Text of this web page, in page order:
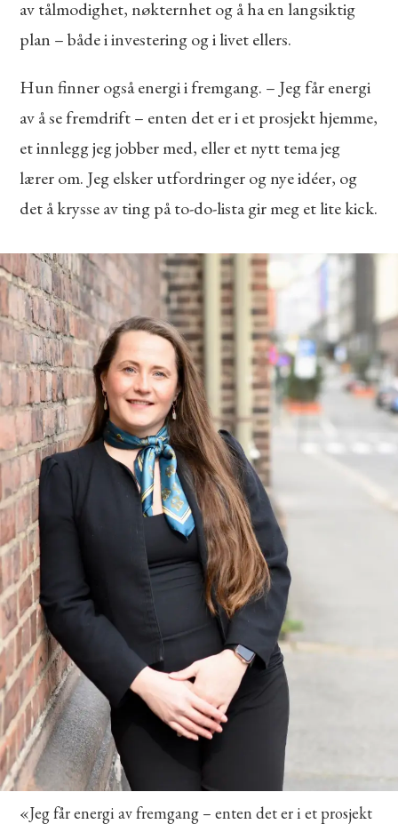
av tålmodighet, nøkternhet og å ha en langsiktig
plan – både i investering og i livet ellers.
Hun finner også energi i fremgang. – Jeg får energi
av å se fremdrift – enten det er i et prosjekt hjemme,
et innlegg jeg jobber med, eller et nytt tema jeg
lærer om. Jeg elsker utfordringer og nye idéer, og
det å krysse av ting på to-do-lista gir meg et lite kick.
«Jeg får energi av fremgang – enten det er i et prosjekt